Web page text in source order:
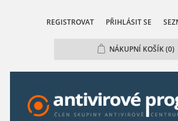
REGISTROVAT PŘIHLÁSIT SE
NÁKUPNÍ KOŠÍK(0)